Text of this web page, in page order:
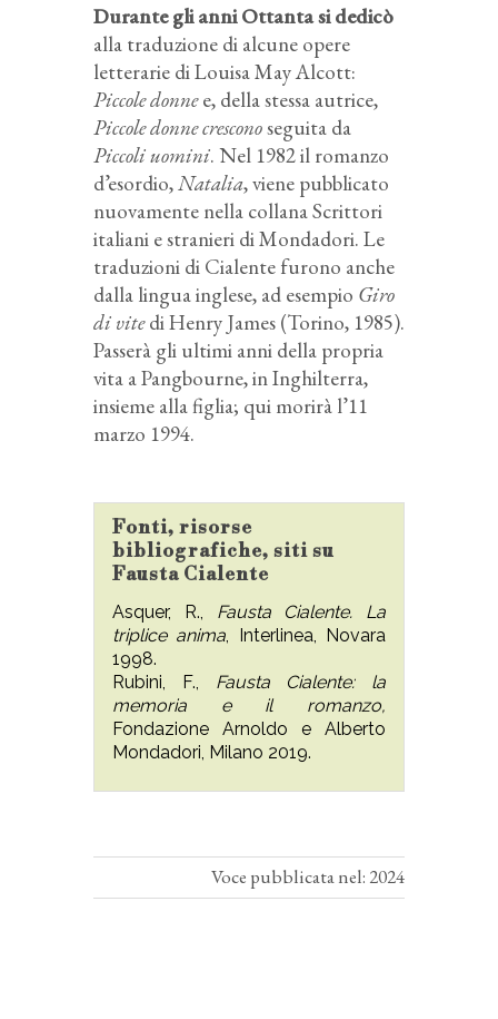
Durante gli anni Ottanta si dedicò
alla traduzione di alcune opere
letterarie di Louisa May Alcott:
Piccole donnee, della stessa autrice,
Piccole donne cresconoseguita da
Piccoli uomini. Nel 1982 il romanzo
d’esordio,Natalia, viene pubblicato
nuovamente nella collana Scrittori
italiani e stranieri di Mondadori. Le
traduzioni di Cialente furono anche
dalla lingua inglese, ad esempio Giro
di vitedi Henry James (Torino, 1985).
Passerà gli ultimi anni della propria
vita a Pangbourne, in Inghilterra,
insieme alla figlia; qui morirà l’11
marzo 1994.
Fonti, risorse
bibliografiche, siti su
Fausta Cialente
Asquer, R., Fausta Cialente. La
triplice anima , Interlinea, Novara
1998.
Rubini, F., Fausta Cialente: la
memoria e il romanzo,
Fondazione Arnoldo e Alberto
Mondadori, Milano 2019.
Voce pubblicata nel: 2024